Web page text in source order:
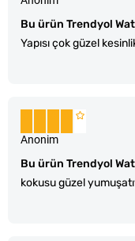
Bu ürün Trendyol
Yapısı çok güzel
Bu ürün Trendyol
kokusu güzel
Anonim